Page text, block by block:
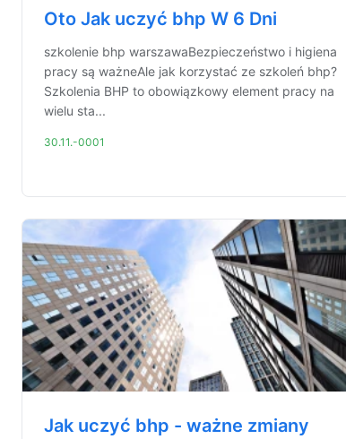
Oto Jak uczyć bhp W 6 Dni
szkolenie bhp warszawaBezpieczeństwo i higiena
pracy są ważneAle jak korzystać ze szkoleń bhp?
Szkolenia BHP to obowiązkowy element pracy na
wielu sta...
30.11.-0001
Jak uczyć bhp - ważne zmiany